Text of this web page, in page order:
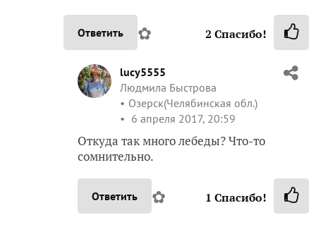
Ответить ✿ 2 Спасибо!
lucy5555
Людмила Быстрова
Озерск(Челябинская обл.)
6 апреля 2017, 20:59
Откуда так много лебеды? Что-то
сомнительно.
Ответить ✿ 1 Спасибо!